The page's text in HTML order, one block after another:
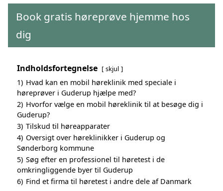
Book gratis høreprøve hjemme hos
dig
Indholdsfortegnelse skjul
1) Hvad kan en mobil høreklinik med speciale i
høreprøver i Guderup hjælpe med?
2) Hvorfor vælge en mobil høreklinik til at besøge dig i
Guderup?
3) Tilskud til høreapparater
4) Oversigt over høreklinikker i Guderup og
Sønderborg kommune
5) Søg efter en professionel til høretest i de
omkringliggende byer til Guderup
6) Find et firma til høretest i andre dele af Danmark